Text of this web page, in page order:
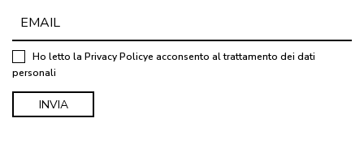
Ho letto la Privacy Policye acconsento al trattamento dei dati
personali